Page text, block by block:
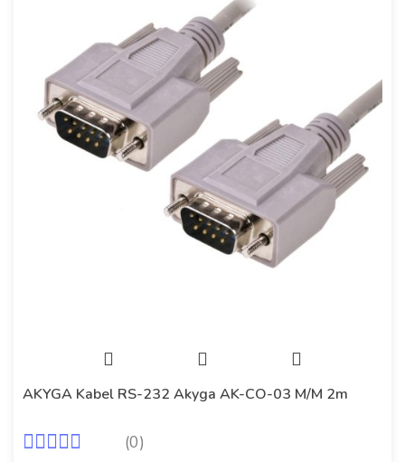
AKYGA Kabel RS-232 Akyga AK-CO-03 M/M 2m
(0)